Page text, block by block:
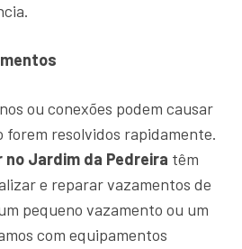
ou conexões podem causar
forem resolvidos rapidamente.
no Jardim da Pedreira têm
e reparar vazamentos de
pequeno vazamento ou um
com equipamentos